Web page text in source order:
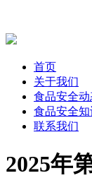
首页
关于我们
食品安全动
食品安全知
联系我们
2025年